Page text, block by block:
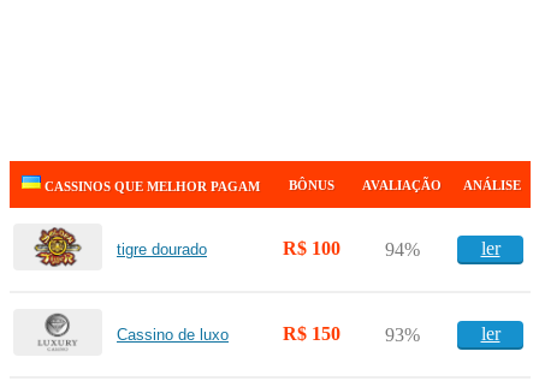
CASSINOS QUE MELHOR PAGAM BÔNUS AVALIAÇÃO ANÁLISE
tigre dourado R$ 100 94% ler
Cassino de luxo R$ 150 93% ler